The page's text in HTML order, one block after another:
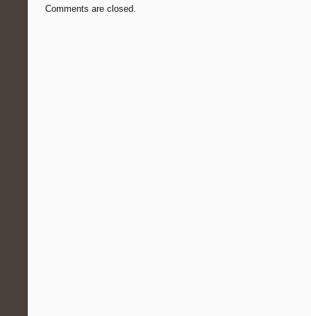
Comments are closed.